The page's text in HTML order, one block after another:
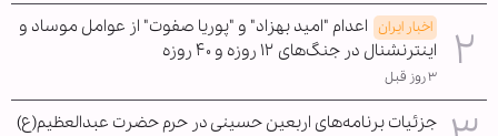
اخبار ایران اعدام "امید بهزاد" و "پوریا صفوت" از عوامل موساد و
اینترنشنال در جنگ‌های ۱۲ روزه و ۴۰ روزه
۳ روز قبل
جزئیات برنامه‌های اربعین حسینی در حرم حضرت عبدالعظیم(ع)